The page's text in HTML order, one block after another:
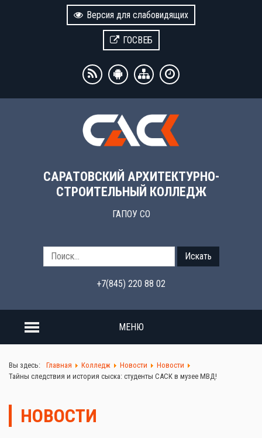
Версия для слабовидящих
ГОСВЕБ
САРАТОВСКИЙ АРХИТЕКТУРНО-
СТРОИТЕЛЬНЫЙ КОЛЛЕДЖ
ГАПОУ СО
Искать
+7(845) 220 88 02
МЕНЮ
Вы здесь: Главная Колледж Новости
Новости
Тайны следствия и история сыска: студенты САСК в музее МВД!
НОВОСТИ